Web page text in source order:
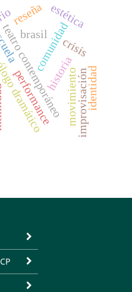
teatro contemporáneo
comunidad
historia
brasil
movimientoimprovisación
reseña estética
identidad
performance
crisis